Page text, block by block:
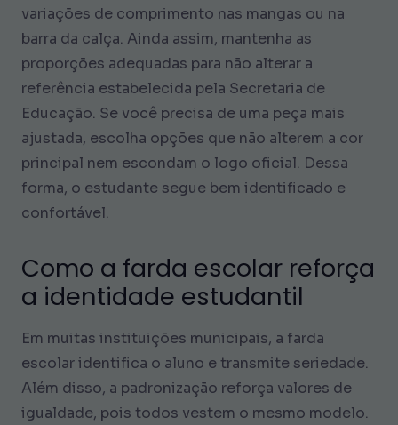
variações de comprimento nas mangas ou na
barra da calça. Ainda assim, mantenha as
proporções adequadas para não alterar a
referência estabelecida pela Secretaria de
Educação. Se você precisa de uma peça mais
ajustada, escolha opções que não alterem a cor
principal nem escondam o logo oficial. Dessa
forma, o estudante segue bem identificado e
confortável.
Como a farda escolar reforça
a identidade estudantil
Em muitas instituições municipais, a farda
escolar identifica o aluno e transmite seriedade.
Além disso, a padronização reforça valores de
igualdade, pois todos vestem o mesmo modelo.